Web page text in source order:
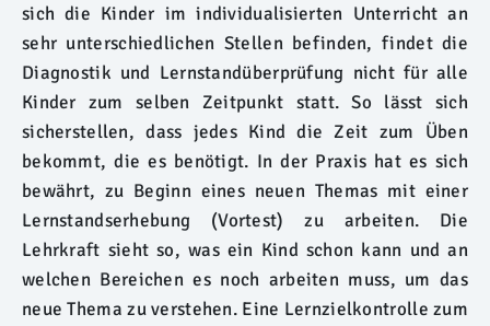
sich die Kinder im individualisierten Unterricht an
sehr unterschiedlichen Stellen befinden, findet die
Diagnostik und Lernstandüberprüfung nicht für alle
Kinder zum selben Zeitpunkt statt. So lässt sich
sicherstellen, dass jedes Kind die Zeit zum Üben
bekommt, die es benötigt. In der Praxis hat es sich
bewährt, zu Beginn eines neuen Themas mit einer
Lernstandserhebung (Vortest) zu arbeiten. Die
Lehrkraft sieht so, was ein Kind schon kann und an
welchen Bereichen es noch arbeiten muss, um das
neue Thema zu verstehen. Eine Lernzielkontrolle zum